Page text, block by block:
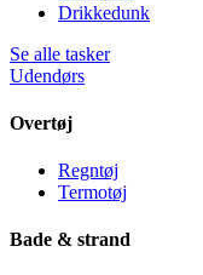
Drikkedunk
Se alle tasker
Udendørs
Overtøj
Regntøj
Termotøj
Bade & strand